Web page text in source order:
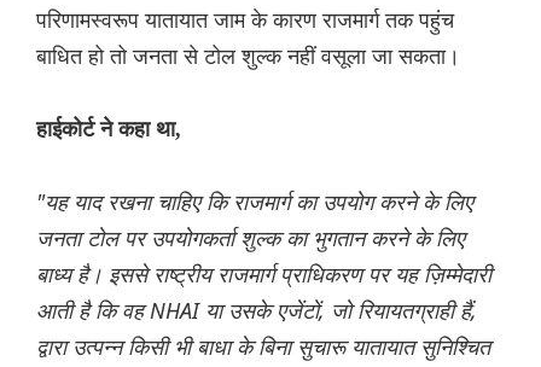
परिणामस्वरूप यातायात जाम के कारण राजमार्ग तक पहुंच
बाधित हो तो जनता से टोल शुल्क नहीं वसूला जा सकता।
हाईकोर्ट ने कहा था,
"यह याद रखना चाहिए कि राजमार्ग का उपयोग करने के लिए
जनता टोल पर उपयोगकर्ता शुल्क का भुगतान करने के लिए
बाध्य है। इससे राष्ट्रीय राजमार्ग प्राधिकरण पर यह ज़िम्मेदारी
आती है कि वह NHAI या उसके एजेंटों, जो रियायतग्राही हैं,
द्वारा उत्पन्न किसी भी बाधा के बिना सुचारू यातायात सुनिश्चित